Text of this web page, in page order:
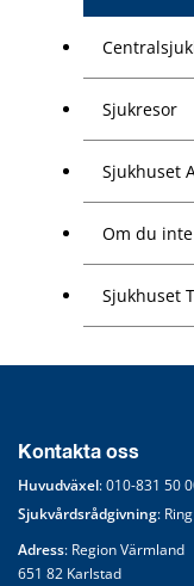
Sjukresor
Sjukhuset
Om du
Sjukhuset
Kontakta oss
Huvudväxel: 010-831 50
Sjukvårdsrådgivning: Ring
Adress: Region Värmland
651 82 Karlstad